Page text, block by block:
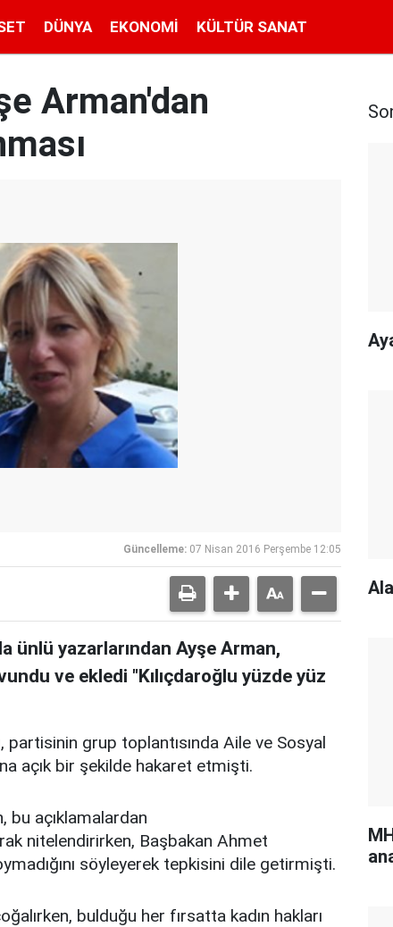
DÜNYA EKONOMI KÜLTÜR SANAT
Arman'dan
Güncelleme: 07 Nisan 2016 Perşembe 12:05
ünlü yazarlarından Ayşe Arman,
ve ekledi "Kılıçdaroğlu yüzde yüz
partisinin grup toplantısında Aile ve Sosyal
açık bir şekilde hakaret etmişti.
bu açıklamalardan
nitelendirirken, Başbakan Ahmet
söyleyerek tepkisini dile getirmişti.
bulduğu her fırsatta kadın hakları